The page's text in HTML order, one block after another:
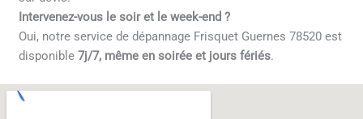
Intervenez-vous le soir et le week-end ?
Oui, notre service de dépannage Frisquet Guernes 78520 est
disponible7j/7, même en soirée et jours fériés.